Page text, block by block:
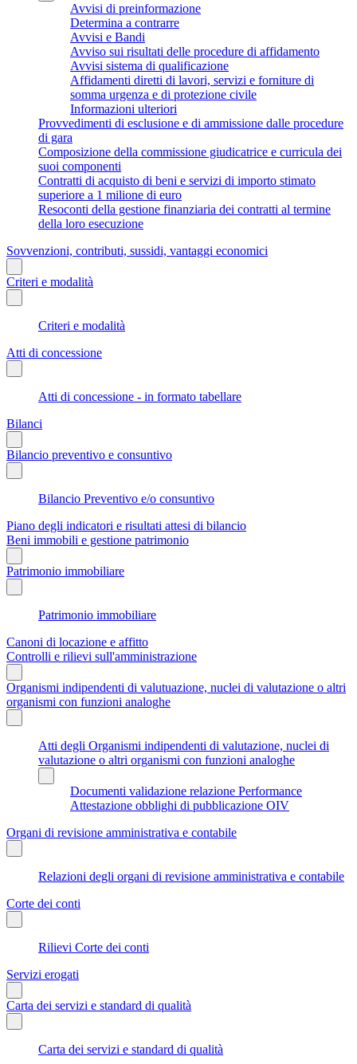
Avvisi di preinformazione
Determina a contrarre
Avvisi e Bandi
Avviso sui risultati delle procedure di affidamento
Avvisi sistema di qualificazione
Affidamenti diretti di lavori, servizi e forniture di
somma urgenza e di protezione civile
Informazioni ulteriori
Provvedimenti di esclusione e di ammissione dalle procedure
di gara
Composizione della commissione giudicatrice e curricula dei
suoi componenti
Contratti di acquisto di beni e servizi di importo stimato
superiore a 1 milione di euro
Resoconti della gestione finanziaria dei contratti al termine
della loro esecuzione
Sovvenzioni, contributi, sussidi, vantaggi economici
Criteri e modalità
Criteri e modalità
Atti di concessione
Atti di concessione - in formato tabellare
Bilanci
Bilancio preventivo e consuntivo
Bilancio Preventivo e/o consuntivo
Piano degli indicatori e risultati attesi di bilancio
Beni immobili e gestione patrimonio
Patrimonio immobiliare
Patrimonio immobiliare
Canoni di locazione e affitto
Controlli e rilievi sull'amministrazione
Organismi indipendenti di valutuazione, nuclei di valutazione o altri
organismi con funzioni analoghe
Atti degli Organismi indipendenti di valutazione, nuclei di
valutazione o altri organismi con funzioni analoghe
Documenti validazione relazione Performance
Attestazione obblighi di pubblicazione OIV
Organi di revisione amministrativa e contabile
Relazioni degli organi di revisione amministrativa e contabile
Corte dei conti
Rilievi Corte dei conti
Servizi erogati
Carta dei servizi e standard di qualità
Carta dei servizi e standard di qualità